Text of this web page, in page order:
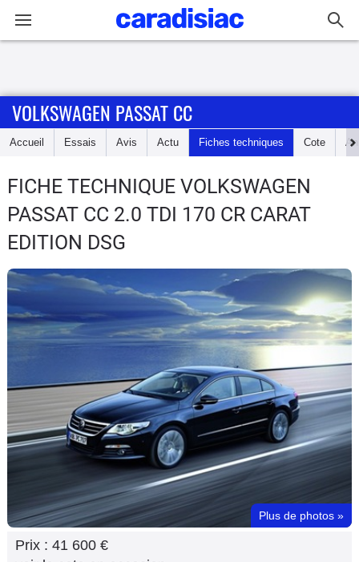
Accueil
Essais
Guide
d'achat
Electriques
Utilitaires
Flottes
Auto
Services
Moto
VOLKSWAGEN PASSAT CC
Accueil Essais Avis Actu Fiches techniques Cote
FICHE TECHNIQUE VOLKSWAGEN
PASSAT CC 2.0 TDI 170 CR CARAT
EDITION DSG
Plus de photos »
Prix : 41 600 €